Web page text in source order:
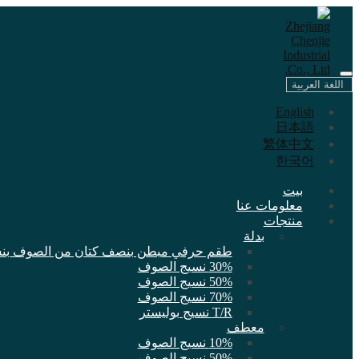
اللغة العربية
English
日本語
繁体中文
한국어
بيت
معلومات عنا
منتجات
بدلة
طقم حرفي مبطن بنصف كتان من الصوف بنسبة
30% نسيج الصوف
50% نسيج الصوف
70% نسيج الصوف
T/R نسيج بوليستر
معطف
10% نسيج الصوف